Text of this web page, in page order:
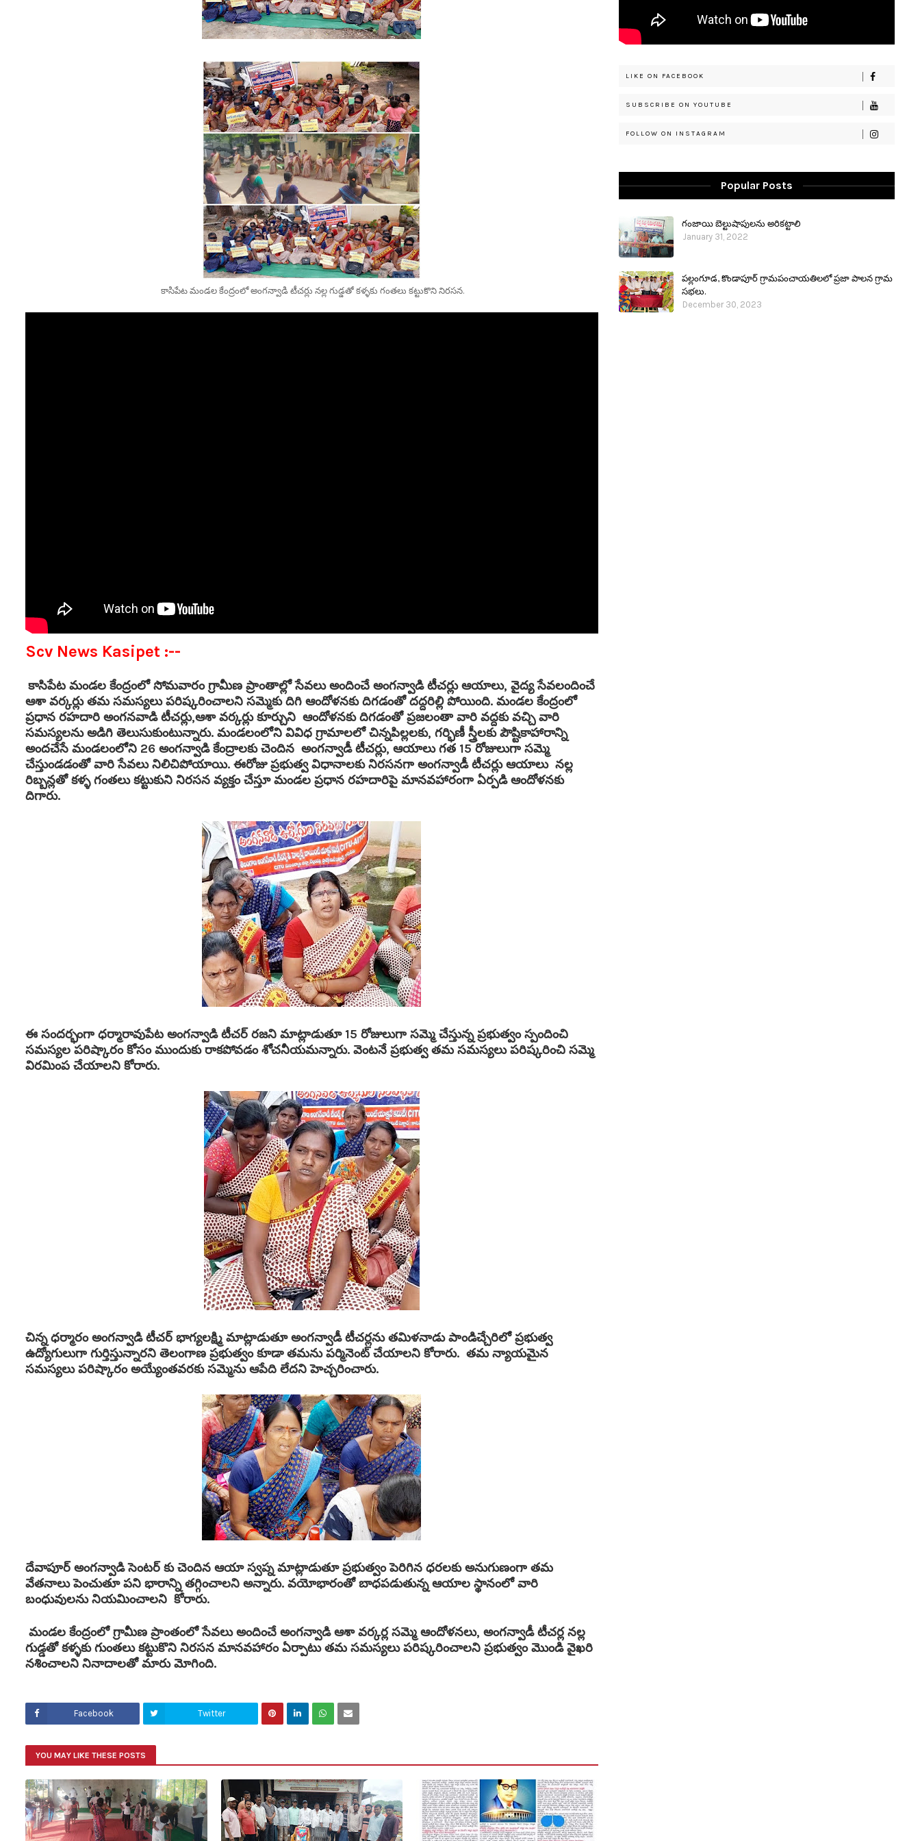
కాసిపేట మండల కేంద్రంలో అంగన్వాడి టీచర్లు నల్ల గుడ్డతో కళ్ళకు గంతలు కట్టుకొని నిరసన.
Scv News Kasipet :--
కాసిపేట మండల కేంద్రంలో సోమవారం గ్రామీణ ప్రాంతాల్లో సేవలు అందించే అంగన్వాడి టీచర్లు ఆయాలు, వైద్య సేవలందించే
ఆశా వర్కర్లు తమ సమస్యలు పరిష్కరించాలని సమ్మెకు దిగి ఆందోళనకు దిగడంతో దద్దరిల్లి పోయింది. మండల కేంద్రంలో
ప్రధాన రహదారి అంగనవాడి టీచర్లు,ఆశా వర్కర్లు కూర్చుని ఆందోళనకు దిగడంతో ప్రజలంతా వారి వద్దకు వచ్చి వారి
సమస్యలను అడిగి తెలుసుకుంటున్నారు. మండలంలోని వివిధ గ్రామాలలో చిన్నపిల్లలకు, గర్భిణీ స్త్రీలకు పౌష్టికాహారాన్ని
అందచేసే మండలంలోని 26 అంగన్వాడి కేంద్రాలకు చెందిన అంగన్వాడీ టీచర్లు, ఆయాలు గత 15 రోజులుగా సమ్మె
చేస్తుండడంతో వారి సేవలు నిలిచిపోయాయి. ఈరోజు ప్రభుత్వ విధానాలకు నిరసనగా అంగన్వాడీ టీచర్లు ఆయాలు నల్ల
రిబ్బన్లతో కళ్ళ గంతలు కట్టుకుని నిరసన వ్యక్తం చేస్తూ మండల ప్రధాన రహదారిపై మానవహారంగా ఏర్పడి ఆందోళనకు
దిగారు.
ఈ సందర్భంగా ధర్మారావుపేట అంగన్వాడి టీచర్ రజని మాట్లాడుతూ 15 రోజులుగా సమ్మె చేస్తున్న ప్రభుత్వం స్పందించి
సమస్యల పరిష్కారం కోసం ముందుకు రాకపోవడం శోచనీయమన్నారు. వెంటనే ప్రభుత్వ తమ సమస్యలు పరిష్కరించి సమ్మె
విరమింప చేయాలని కోరారు.
చిన్న ధర్మారం అంగన్వాడి టీచర్ భాగ్యలక్ష్మి మాట్లాడుతూ అంగన్వాడీ టీచర్లను తమిళనాడు పాండిచ్చేరిలో ప్రభుత్వ
ఉద్యోగులుగా గుర్తిస్తున్నారని తెలంగాణ ప్రభుత్వం కూడా తమను పర్మినెంట్ చేయాలని కోరారు. తమ న్యాయమైన
సమస్యలు పరిష్కారం అయ్యేంతవరకు సమ్మెను ఆపేది లేదని హెచ్చరించారు.
దేవాపూర్ అంగన్వాడి సెంటర్ కు చెందిన ఆయా స్వప్న మాట్లాడుతూ ప్రభుత్వం పెరిగిన ధరలకు అనుగుణంగా తమ
వేతనాలు పెంచుతూ పని భారాన్ని తగ్గించాలని అన్నారు. వయోభారంతో బాధపడుతున్న ఆయాల స్థానంలో వారి
బంధువులను నియమించాలని కోరారు.
మండల కేంద్రంలో గ్రామీణ ప్రాంతంలో సేవలు అందించే అంగన్వాడి ఆశా వర్కర్ల సమ్మె ఆందోళనలు, అంగన్వాడీ టీచర్ల నల్ల
గుడ్డతో కళ్ళకు గుంతలు కట్టుకొని నిరసన మానవహారం ఏర్పాటు తమ సమస్యలు పరిష్కరించాలని ప్రభుత్వం మొండి వైఖరి
నశించాలని నినాదాలతో మారు మోగింది.
Facebook Twitter
YOU MAY LIKE THESE POSTS
LIKE ON FACEBOOK
SUBSCRIBE ON YOUTUBE
FOLLOW ON INSTAGRAM
Popular Posts
గంజాయి బెల్టుషాపులను అరికట్టాలి
January 31, 2022
పల్లంగూడ, కొండాపూర్ గ్రామపంచాయతిలలో ప్రజా పాలన గ్రామ
సభలు.
December 30, 2023